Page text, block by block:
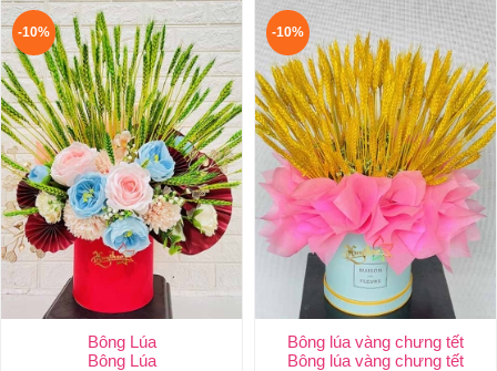
-10%
Bông Lúa
Bông Lúa
-10%
Bông lúa vàng chưng tết
Bông lúa vàng chưng tết